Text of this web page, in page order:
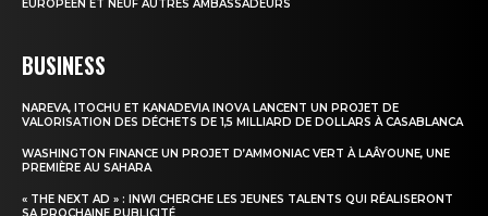
EUROPÉEN ET NEUF AUTRES AMBASSADEURS
BUSINESS
NAREVA, ITOCHU ET KANADEVIA INOVA LANCENT UN PROJET DE
VALORISATION DES DÉCHETS DE 1,5 MILLIARD DE DOLLARS À CASABLANCA
WASHINGTON FINANCE UN PROJET D’AMMONIAC VERT À LAÂYOUNE, UNE
PREMIÈRE AU SAHARA
« THE NEXT AD » : INWI CHERCHE LES JEUNES TALENTS QUI RÉALISERONT